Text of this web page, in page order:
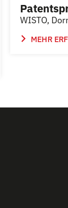
WISTO,
MEHR